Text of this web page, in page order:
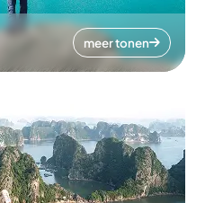
meer tonen